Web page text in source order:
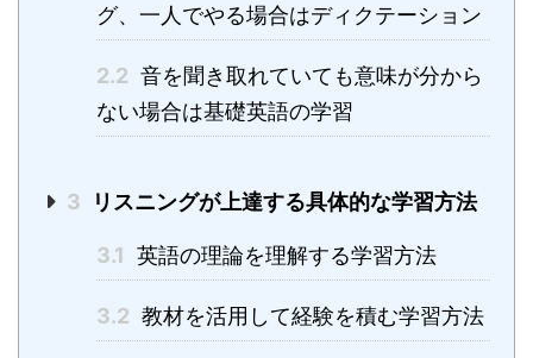
グ、一人でやる場合はディクテーション
2.2 音を聞き取れていても意味が分から
ない場合は基礎英語の学習
3 リスニングが上達する具体的な学習方法
3.1 英語の理論を理解する学習方法
3.2 教材を活用して経験を積む学習方法